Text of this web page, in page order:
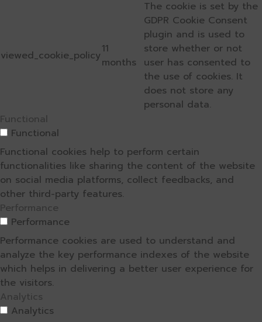
viewed_cookie_policy11
months
The cookie is set by the
GDPR Cookie Consent
plugin and is used to
store whether or not
user has consented to
the use of cookies. It
does not store any
personal data.
Functional
Functional
Functional cookies help to perform certain
functionalities like sharing the content of the website
on social media platforms, collect feedbacks, and
other third-party features.
Performance
Performance
Performance cookies are used to understand and
analyze the key performance indexes of the website
which helps in delivering a better user experience for
the visitors.
Analytics
Analytics